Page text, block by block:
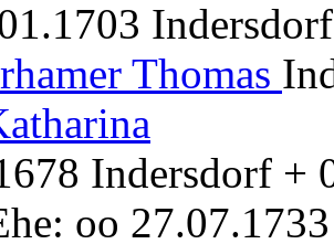
Thomas
Indersdorf +
oo